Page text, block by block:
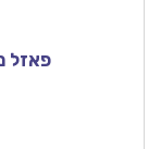
פאזל